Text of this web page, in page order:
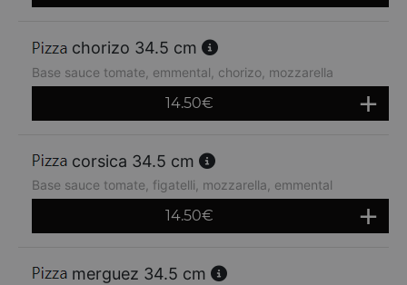
chorizo 34.5 cm
Base sauce tomate, emmental, chorizo, mozzarella
14.50€
corsica 34.5 cm
Base sauce tomate, figatelli, mozzarella, emmental
14.50€
merguez 34.5 cm